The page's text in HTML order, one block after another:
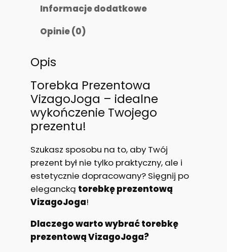
Informacje dodatkowe
Opinie (0)
Opis
Torebka Prezentowa
VizagoJoga – idealne
wykończenie Twojego
prezentu!
Szukasz sposobu na to, aby Twój
prezent był nie tylko praktyczny, ale i
estetycznie dopracowany? Sięgnij po
elegancką torebkę prezentową
VizagoJoga!
Dlaczego warto wybrać torebkę
prezentową VizagoJoga?